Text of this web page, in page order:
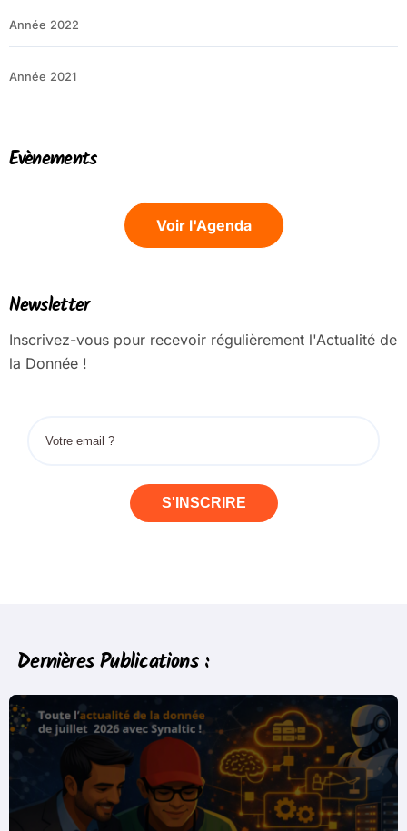
Année 2022
Année 2021
Evènements
Voir l'Agenda
Newsletter
Inscrivez-vous pour recevoir régulièrement l'Actualité de
la Donnée !
S'INSCRIRE
Dernières Publications :